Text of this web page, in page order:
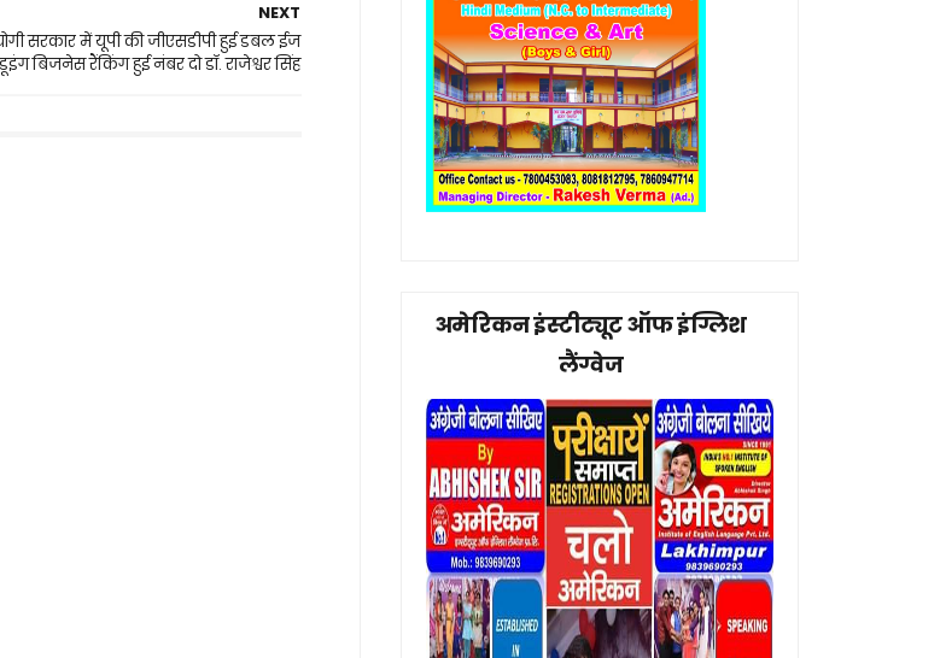
NEXT
सरकार में यूपी की जीएसडीपी हुई डबल ईज
बिजनेस रैंकिंग हुई नंबर दो डॉ. राजेश्वर सिंह
अमेरिकन इंस्टीट्यूट ऑफ इंग्लिश
लैंग्वेज